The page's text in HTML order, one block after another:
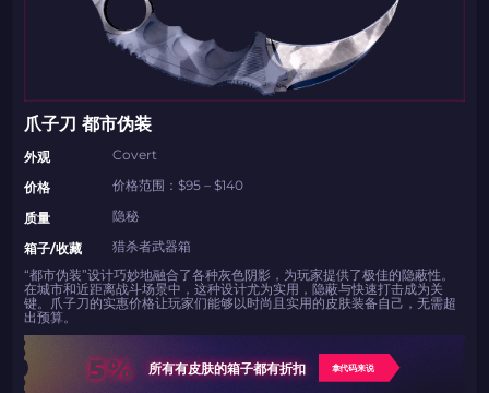
爪子刀 都市伪装
外观
Covert
价格
价格范围：$95 – $140
质量
隐秘
箱子/收藏
猎杀者武器箱
“都市伪装”设计巧妙地融合了各种灰色阴影，为玩家提供了极佳的隐蔽性。
在城市和近距离战斗场景中，这种设计尤为实用，隐蔽与快速打击成为关
键。爪子刀的实惠价格让玩家们能够以时尚且实用的皮肤装备自己，无需超
出预算。
5% 所有有皮肤的箱子都有折扣 拿代码来说